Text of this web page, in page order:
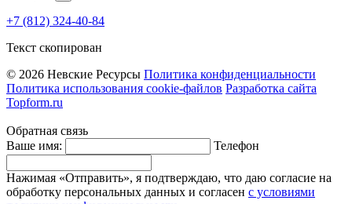
+7 (812) 324-40-84
Текст скопирован
© 2026 Невские Ресурсы Политика конфиденциальности
Политика использования cookie-файлов Разработка сайта
Topform.ru
Обратная связь
Ваше имя:
Телефон
Нажимая «Отправить», я подтверждаю, что даю согласие на
обработку персональных данных и согласен с условиями